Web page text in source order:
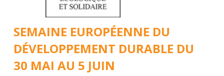
SEMAINE EUROPÉENNE DU
DÉVELOPPEMENT DURABLE DU
30 MAI AU 5 JUIN